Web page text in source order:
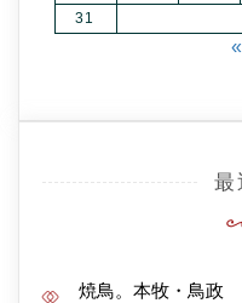
31
最
焼鳥。本牧・鳥政